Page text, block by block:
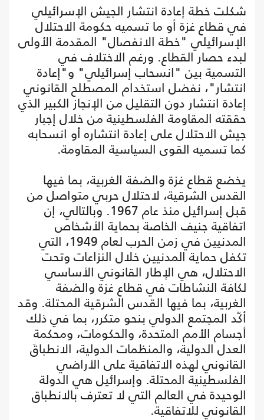
شكلت خطة إعادة انتشار الجيش الإسرائيلي
في قطاع غزة أو ما تسميه حكومة الاحتلال
الإسرائيلي "خطة الانفصال" المقدمة الأولى
لبدء حصار القطاع. ورغم الاختلاف في
التسمية بين "انسحاب إسرائيلي" و"إعادة
انتشار"، نفضل استخدام المصطلح القانوني
إعادة انتشار دون التقليل من الإنجاز الكبير الذي
حققته المقاومة الفلسطينية من خلال إجبار
جيش الاحتلال على إعادة انتشاره أو انسحابه
كما تسميه القوى السياسية المقاومة.
يخضع قطاع غزة والضفة الغربية، بما فيها
القدس الشرقية، لاحتلال حربي متواصل من
قبل إسرائيل منذ عام 1967. وبالتالي، إن
اتفاقية جنيف الخاصة بحماية الأشخاص
المدنيين في زمن الحرب لعام 1949، التي
تكفل حماية المدنيين خلال النزاعات وتحت
الاحتلال، هي الإطار القانوني الأساسي
لكافة النشاطات في قطاع غزة والضفة
الغربية، بما فيها القدس الشرقية المحتلة. وقد
أكّد المجتمع الدولي بنحو متكرر، بما في ذلك
أجسام الأمم المتحدة، والحكومات، ومحكمة
العدل الدولية، والمنظمات الدولية، الانطباقَ
القانوني لهذه الاتفاقية على الأراضي
الفلسطينية المحتلة. وإسرائيل هي الدولة
الوحيدة في العالم التي لا تعترف بالانطباق
القانوني للاتفاقية.